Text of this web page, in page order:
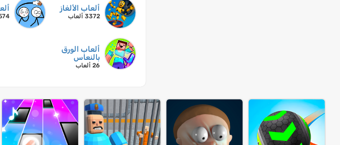
ألعاب الألغاز
3372 ألعاب 1574
ألعاب الورق
بالنعاس
26 ألعاب